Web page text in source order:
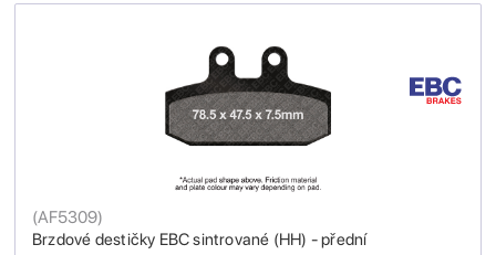
Brzdové destičky EBC sintrované (HH) - přední
(AF5309)